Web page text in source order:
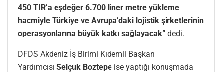
450 TIR’a eşdeğer 6.700 liner metre yükleme
hacmiyle Türkiye ve Avrupa’daki lojistik şirketlerinin
operasyonlarına büyük katkı sağlayacak” dedi.
DFDS Akdeniz İş Birimi Kıdemli Başkan
Yardımcısı Selçuk Boztepe ise yaptığı konuşmada